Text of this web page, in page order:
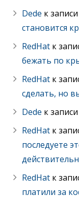
Dede к записи
становится
RedHat к
бежать по
RedHat к
сделать, но
Dede к
RedHat к
последуете
RedHat к
платили за